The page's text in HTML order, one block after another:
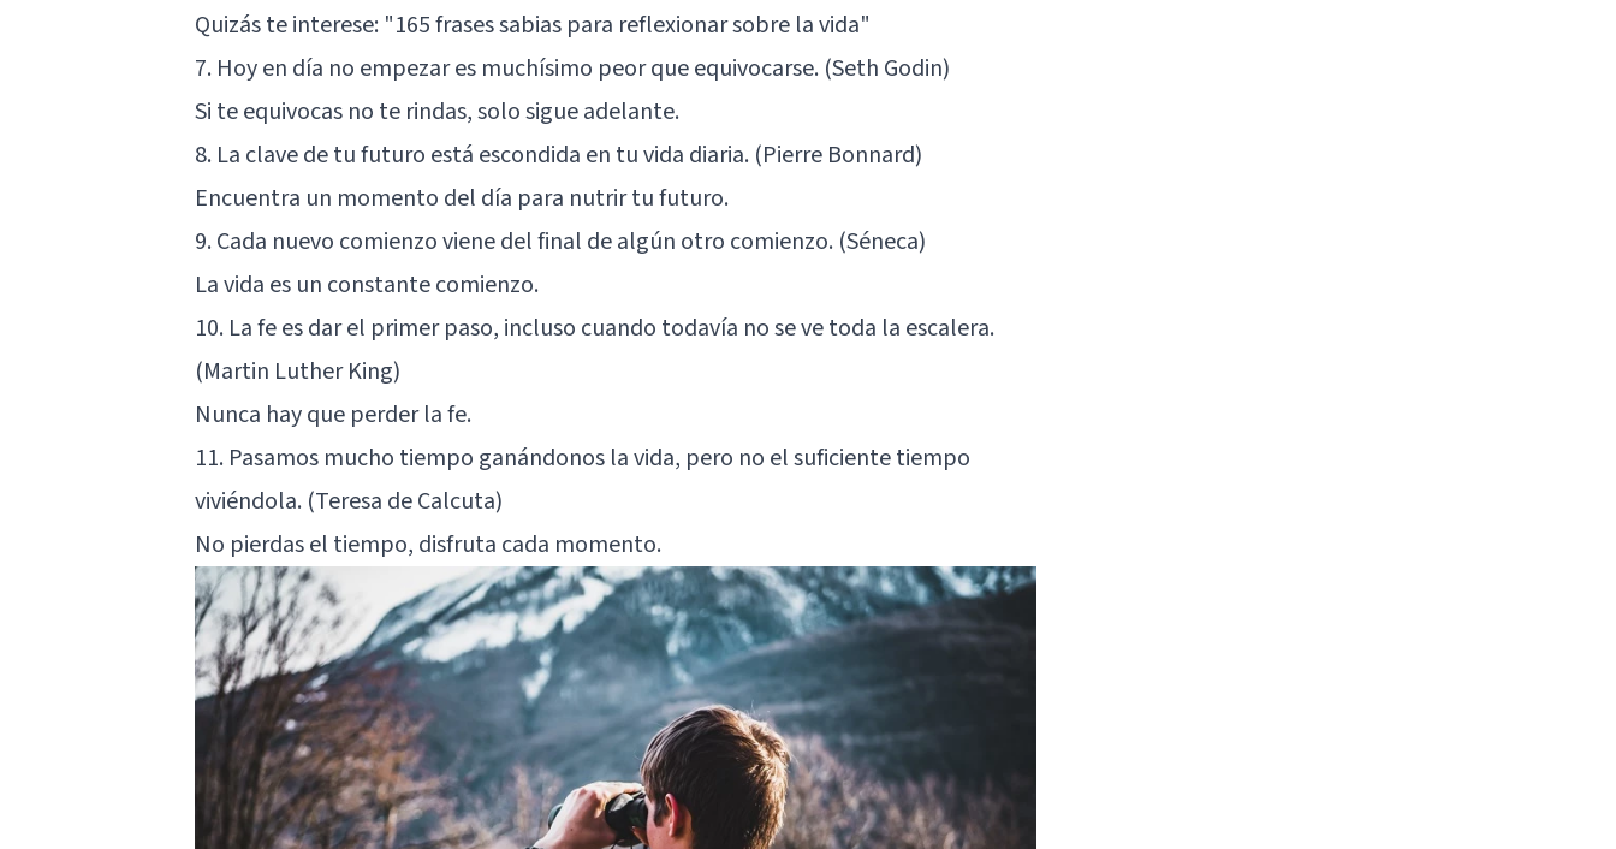
Quizás te interese: "165 frases sabias para reflexionar sobre la vida"
7. Hoy en día no empezar es muchísimo peor que equivocarse. (Seth Godin)
Si te equivocas no te rindas, solo sigue adelante.
8. La clave de tu futuro está escondida en tu vida diaria. (Pierre Bonnard)
Encuentra un momento del día para nutrir tu futuro.
9. Cada nuevo comienzo viene del final de algún otro comienzo. (Séneca)
La vida es un constante comienzo.
10. La fe es dar el primer paso, incluso cuando todavía no se ve toda la escalera.
(Martin Luther King)
Nunca hay que perder la fe.
11. Pasamos mucho tiempo ganándonos la vida, pero no el suficiente tiempo
viviéndola. (Teresa de Calcuta)
No pierdas el tiempo, disfruta cada momento.